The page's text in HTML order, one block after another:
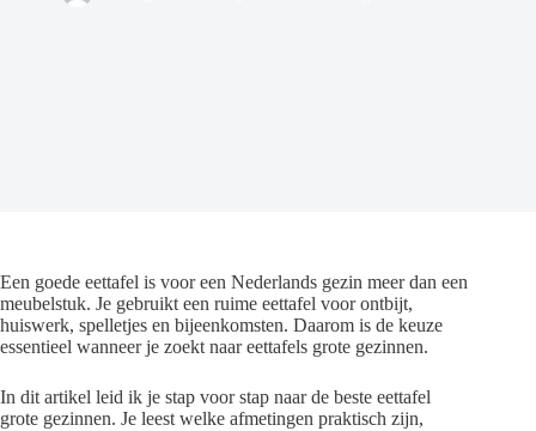
Een goede eettafel is voor een Nederlands gezin meer dan een
meubelstuk. Je gebruikt een ruime eettafel voor ontbijt,
huiswerk, spelletjes en bijeenkomsten. Daarom is de keuze
essentieel wanneer je zoekt naar eettafels grote gezinnen.
In dit artikel leid ik je stap voor stap naar de beste eettafel
grote gezinnen. Je leest welke afmetingen praktisch zijn,